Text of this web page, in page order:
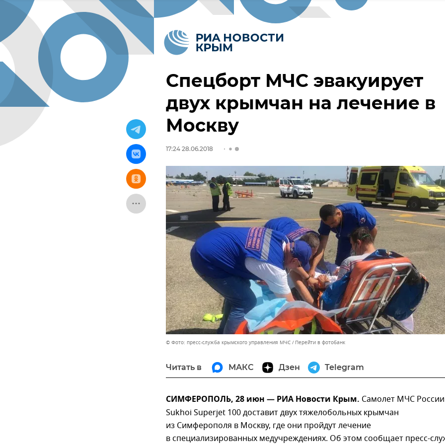
Спецборт МЧС эвакуирует
двух крымчан на лечение в
Москву
17:24 28.06.2018
© Фото: пресс-служба крымского управления МЧС Перейти в фотобанк
Читать в МАКС Дзен Telegram
СИМФЕРОПОЛЬ, 28 июн — РИА Новости Крым. Самолет МЧС России
Sukhoi Superjet 100 доставит двух тяжелобольных крымчан
из Симферополя в Москву, где они пройдут лечение
в специализированных медучреждениях. Об этом сообщает пресс-